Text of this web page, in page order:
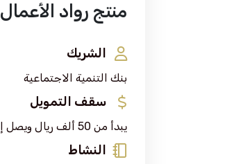
منتج رواد الأعمال
الشريك
بنك التنمية الاجتماعية
سقف التمويل
يبدأ من 50 ألف ريال ويصل إلى 500 ألف ريال سعودي.
النشاط